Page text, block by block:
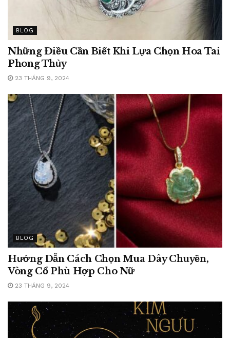
BLOG
Những Điều Cần Biết Khi Lựa Chọn Hoa Tai
Phong Thủy
23 THÁNG 9, 2024
BLOG
Hướng Dẫn Cách Chọn Mua Dây Chuyền,
Vòng Cổ Phù Hợp Cho Nữ
23 THÁNG 9, 2024